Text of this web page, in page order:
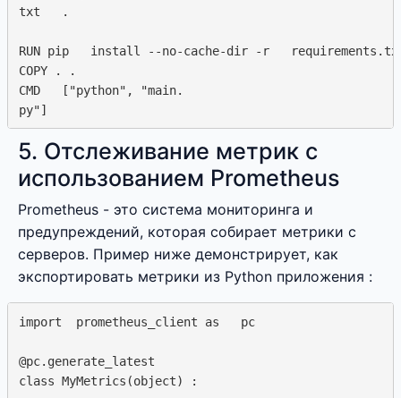
txt   .
RUN pip   install --no-cache-dir -r
COPY . .
CMD   ["python", "main.
5. Отслеживание метрик с
использованием Prometheus
Prometheus - это система мониторинга и
предупреждений, которая собирает метрики с
серверов. Пример ниже демонстрирует, как
экспортировать метрики из Python приложения :
import  prometheus_client as   pc
@pc.generate_latest
class MyMetrics(object) :